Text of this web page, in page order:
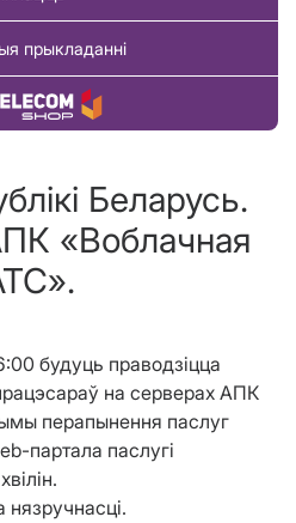
прыкладанні
тавар
Беларусь.
«Воблачная
будуць праводзіцца
на серверах АПК
перапынення паслуг
партала паслугі